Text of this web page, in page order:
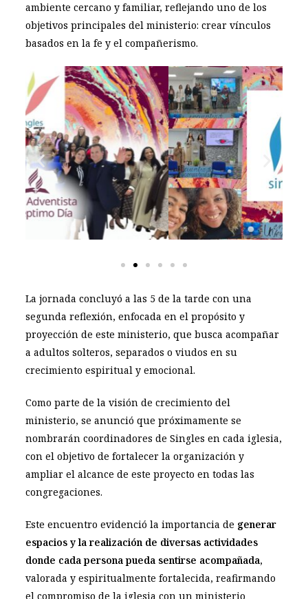
ambiente cercano y familiar, reflejando uno de los
objetivos principales del ministerio: crear vínculos
basados en la fe y el compañerismo.
La jornada concluyó a las 5 de la tarde con una
segunda reflexión, enfocada en el propósito y
proyección de este ministerio, que busca acompañar
a adultos solteros, separados o viudos en su
crecimiento espiritual y emocional.
Como parte de la visión de crecimiento del
ministerio, se anunció que próximamente se
nombrarán coordinadores de Singles en cada iglesia,
con el objetivo de fortalecer la organización y
ampliar el alcance de este proyecto en todas las
congregaciones.
Este encuentro evidenció la importancia de generar
espacios y la realización de diversas actividades
donde cada persona pueda sentirse acompañada,
valorada y espiritualmente fortalecida, reafirmando
el compromiso de la iglesia con un ministerio